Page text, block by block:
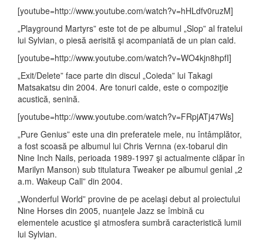
[youtube=http://www.youtube.com/watch?v=hHLdfv0ruzM]
„Playground Martyrs” este tot de pe albumul „Slop” al fratelui
lui Sylvian, o piesă aerisită şi acompaniată de un pian cald.
[youtube=http://www.youtube.com/watch?v=WO4kjn8hpfI]
„Exit/Delete” face parte din discul „Coieda” lui Takagi
Matsakatsu din 2004. Are tonuri calde, este o compoziţie
acustică, senină.
[youtube=http://www.youtube.com/watch?v=FRpjATj47Ws]
„Pure Genius” este una din preferatele mele, nu întâmplător,
a fost scoasă pe albumul lui Chris Vernna (ex-tobarul din
Nine Inch Nails, perioada 1989-1997 şi actualmente clăpar în
Marilyn Manson) sub titulatura Tweaker pe albumul genial „2
a.m. Wakeup Call” din 2004.
„Wonderful World” provine de pe acelaşi debut al proiectului
Nine Horses din 2005, nuanţele Jazz se îmbină cu
elementele acustice şi atmosfera sumbră caracteristică lumii
lui Sylvian.